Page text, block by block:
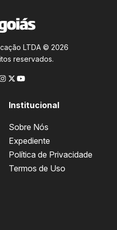
LTDA © 2026
reservados.
Institucional
Sobre Nós
Expediente
Política de Privacidade
Termos de Uso